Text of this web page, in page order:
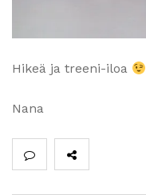
Hikeä ja treeni-iloa
Nana